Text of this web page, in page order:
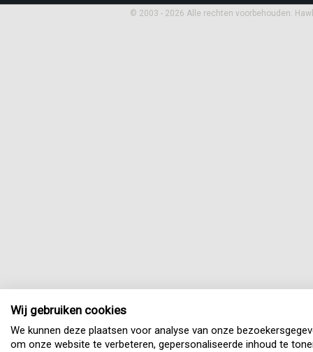
© 2003 - 2026 Alle rechten voorbehouden.
Wij gebruiken cookies
We kunnen deze plaatsen voor analyse van onze
om onze website te verbeteren, gepersonaliseerde inhoud te